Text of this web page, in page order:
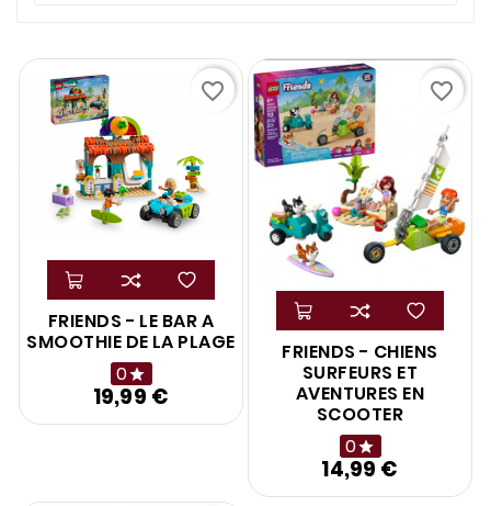
FRIENDS - LE BAR A
SMOOTHIE DE LA PLAGE
0
19,99 €
favorite_border
FRIENDS - CHIENS
SURFEURS ET
AVENTURES EN
SCOOTER
0
14,99 €
favorite_border